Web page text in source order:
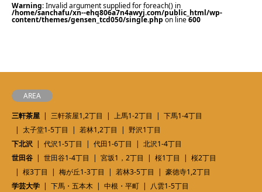
Warning: Invalid argument supplied for foreach() in
/home/sanchafu/xn--ehq806a7n4awyj.com/public_html/wp-
content/themes/gensen_tcd050/single.php on line600
AREA
三軒茶屋
三軒茶屋1,2丁目 上馬1-2丁目
下馬1-4丁目
太子堂1-5丁目
若林1,2丁目
野沢1丁目
下北沢
代沢1-5丁目 代田1-6丁目
北沢1-4丁目
世田谷
世田谷1-4丁目 宮坂1，2丁目 桜1丁目
桜2丁目
桜3丁目
梅が丘1-3丁目 若林3-5丁目
豪徳寺1,2丁目
学芸大学
下馬・五本木 中根・平町
八雲1-5丁目